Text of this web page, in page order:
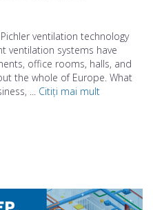
ventilation technology
ventilation systems have
office rooms, halls, and
the whole of Europe. What
... Citiți mai mult